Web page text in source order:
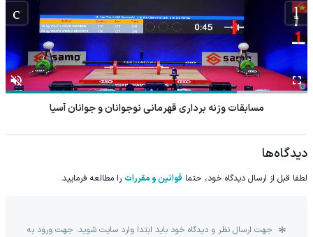
مسابقات وزنه برداری قهرمانی نوجوانان و جوانان آسیا
دیدگاه‌ها
لطفا قبل از ارسال دیدگاه خود، حتما قوانین و مقررات را مطالعه فرمایید.
جهت ارسال نظر و دیدگاه خود باید ابتدا وارد سایت شوید. جهت ورود به